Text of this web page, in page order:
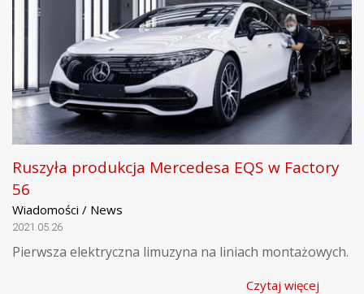
Ruszyła produkcja Mercedesa EQS w Factory
56
Wiadomości / News
2021.05.26
Pierwsza elektryczna limuzyna na liniach montażowych.
Czytaj więcej